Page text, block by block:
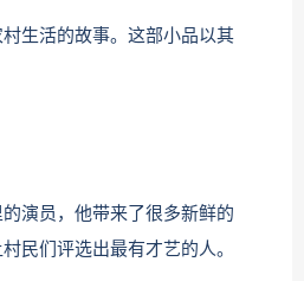
生活的故事。这部小品以其
演员，他带来了很多新鲜的
民们评选出最有才艺的人。